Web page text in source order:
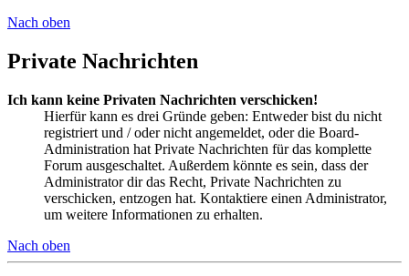
Nach oben
Private Nachrichten
Ich kann keine Privaten Nachrichten verschicken!
Hierfür kann es drei Gründe geben: Entweder bist du nicht
registriert und / oder nicht angemeldet, oder die Board-
Administration hat Private Nachrichten für das komplette
Forum ausgeschaltet. Außerdem könnte es sein, dass der
Administrator dir das Recht, Private Nachrichten zu
verschicken, entzogen hat. Kontaktiere einen Administrator,
um weitere Informationen zu erhalten.
Nach oben